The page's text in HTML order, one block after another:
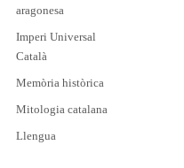
aragonesa
Imperi Universal
Català
Memòria històrica
Mitologia catalana
Llengua